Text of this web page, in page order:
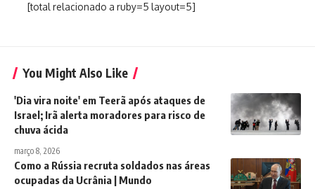
[total relacionado a ruby=5 layout=5]
You Might Also Like
'Dia vira noite' em Teerã após ataques de
Israel; Irã alerta moradores para risco de
chuva ácida
março 8, 2026
Como a Rússia recruta soldados nas áreas
ocupadas da Ucrânia | Mundo